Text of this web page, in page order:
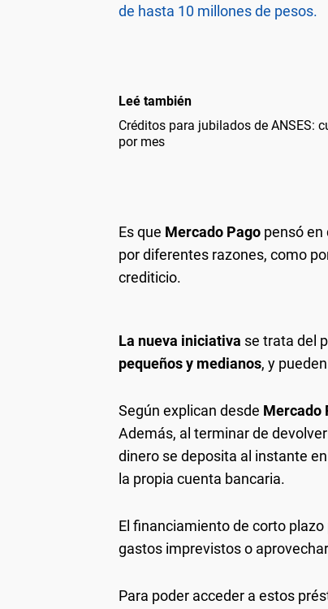
de hasta 10 millones de pesos.
Leé también
Créditos para jubilados de ANSES:
por mes
Es que Mercado Pago pensó en
por diferentes razones, como
crediticio.
La nueva iniciativa se trata del
pequeños y medianos, y
Según explican desde Mercado
Además, al terminar de
dinero se deposita al instante
la propia cuenta bancaria.
El financiamiento de corto
gastos imprevistos o
Para poder acceder a estos